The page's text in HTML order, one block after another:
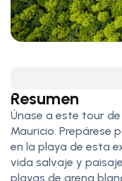
Resumen
Únase a este tour
Mauricio. Prepárese
en la playa de esta
vida salvaje y
playas de arena